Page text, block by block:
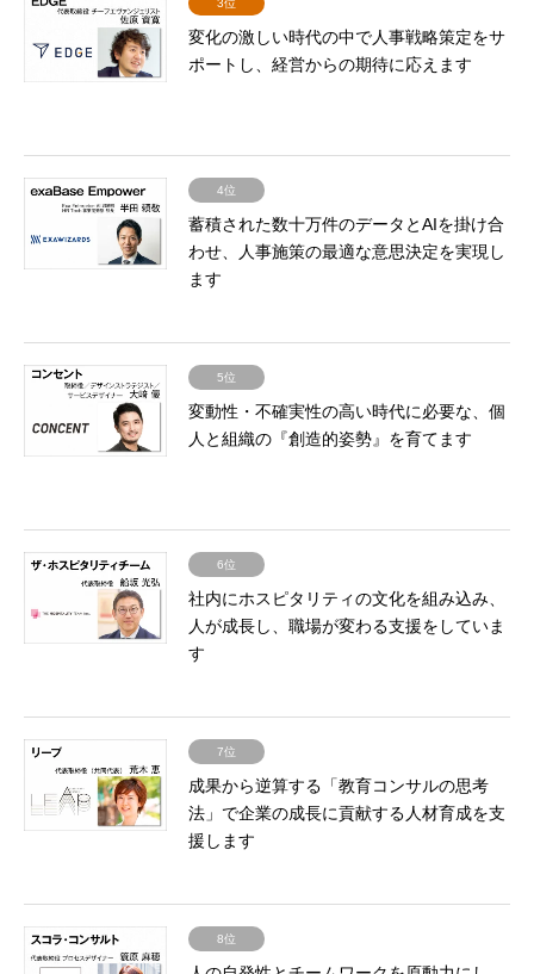
3位
変化の激しい時代の中で人事戦略策定をサ
ポートし、経営からの期待に応えます
4位
蓄積された数十万件のデータとAIを掛け合
わせ、人事施策の最適な意思決定を実現し
ます
5位
変動性・不確実性の高い時代に必要な、個
人と組織の『創造的姿勢』を育てます
6位
社内にホスピタリティの文化を組み込み、
人が成長し、職場が変わる支援をしていま
す
7位
成果から逆算する「教育コンサルの思考
法」で企業の成長に貢献する人材育成を支
援します
8位